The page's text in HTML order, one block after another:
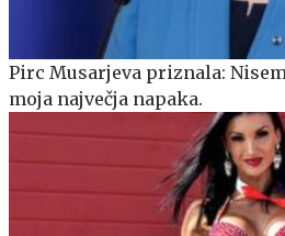
Pirc Musarjeva priznala:
moja največja napaka.